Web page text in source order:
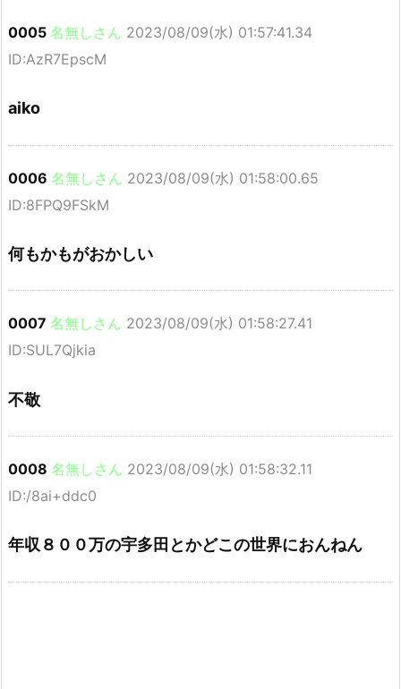
0005 名無しさん 2023/08/09(水) 01:57:41.34
ID:AzR7EpscM
aiko
0006 名無しさん 2023/08/09(水) 01:58:00.65
ID:8FPQ9FSkM
何もかもがおかしい
0007 名無しさん 2023/08/09(水) 01:58:27.41
ID:SUL7Qjkia
不敬
0008 名無しさん 2023/08/09(水) 01:58:32.11
ID:/8ai+ddc0
年収８００万の宇多田とかどこの世界におんねん